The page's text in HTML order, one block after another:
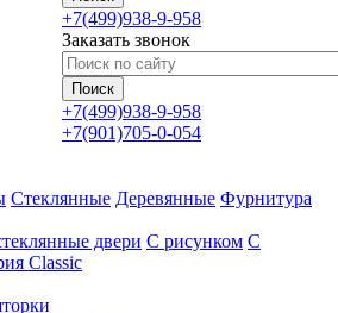
+7(499)938-9-958
Заказать звонок
+7(499)938-9-958
+7(901)705-0-054
Стеклянные Деревянные Фурнитура
двери С рисунком С
Classic